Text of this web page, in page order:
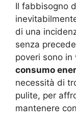
Il fabbisogno
di una
senza
poveri sono in
consumo
necessità di
pulite, per
mantenere